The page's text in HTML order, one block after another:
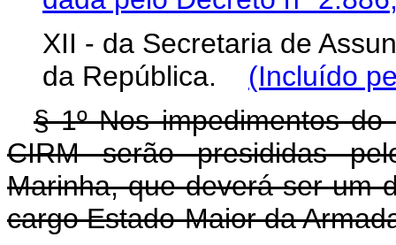
XII - da Secretaria de
da República. (Incluído
§ 1º Nos impedimentos
CIRM serão presididas
Marinha, que deverá ser um
cargo Estado-Maior da